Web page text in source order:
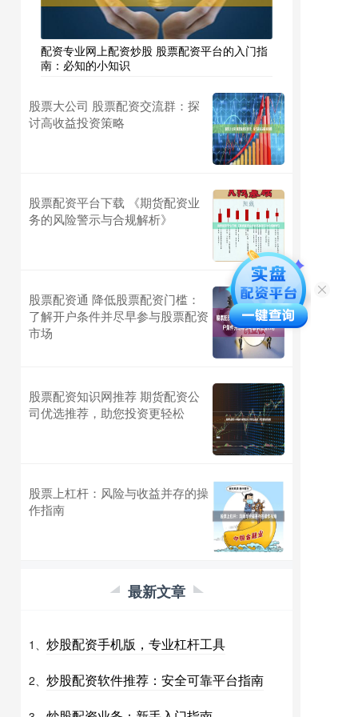
配资专业网上配资炒股 股票配资平台的入门指
南：必知的小知识
股票大公司 股票配资交流群：探
讨高收益投资策略
股票配资平台下载 《期货配资业
务的风险警示与合规解析》
股票配资通 降低股票配资门槛：
了解开户条件并尽早参与股票配资
市场
股票配资知识网推荐 期货配资公
司优选推荐，助您投资更轻松
股票上杠杆：风险与收益并存的操
作指南
最新文章
1、 炒股配资手机版，专业杠杆工具
2、 炒股配资软件推荐：安全可靠平台指南